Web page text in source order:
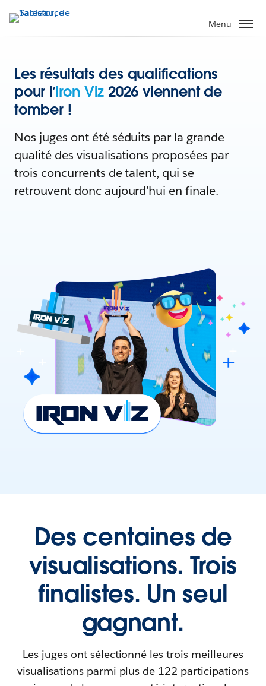
Menu
Les résultats des qualifications
pour l’Iron Viz 2026 viennent de
tomber !
Nos juges ont été séduits par la grande
qualité des visualisations proposées par
trois concurrents de talent, qui se
retrouvent donc aujourd’hui en finale.
Des centaines de
visualisations. Trois
finalistes. Un seul
gagnant.
Les juges ont sélectionné les trois meilleures
visualisations parmi plus de 122 participations